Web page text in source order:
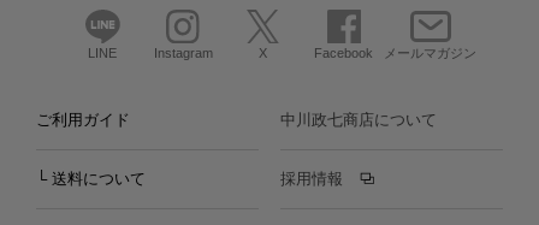
LINE Instagram X Facebook メールマガジン
ご利用ガイド
└ 送料について
中川政七商店について
採用情報